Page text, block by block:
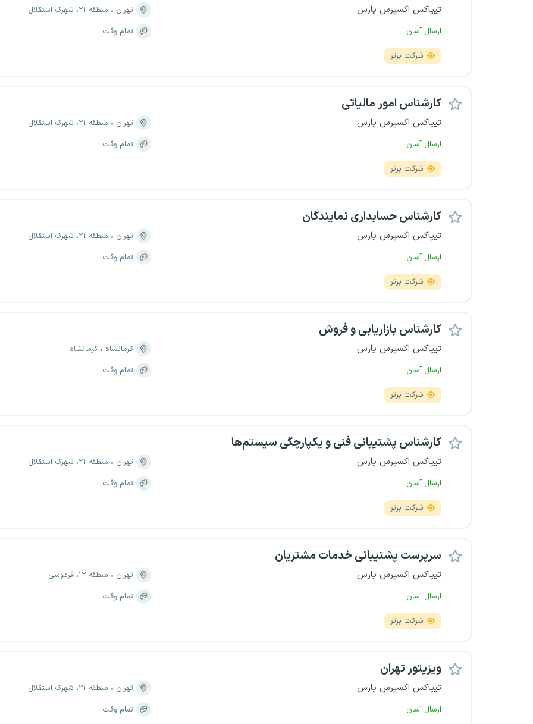
تیپاکس اکسپرس پارس
ارسال آسان
تهران
منطقه ۲۱، شهرک استقلال
تمام وقت
شرکت برتر
کارشناس امور مالیاتی
تیپاکس اکسپرس پارس
ارسال آسان
تهران
منطقه ۲۱، شهرک استقلال
تمام وقت
شرکت برتر
کارشناس حسابداری نمایندگان
تیپاکس اکسپرس پارس
ارسال آسان
تهران
منطقه ۲۱، شهرک استقلال
تمام وقت
شرکت برتر
کارشناس بازاریابی و فروش
تیپاکس اکسپرس پارس
ارسال آسان
کرمانشاه
کرمانشاه
تمام وقت
شرکت برتر
کارشناس پشتیبانی فنی و یکپارچگی سیستم‌ها
تیپاکس اکسپرس پارس
ارسال آسان
تهران
منطقه ۲۱، شهرک استقلال
تمام وقت
شرکت برتر
سرپرست پشتیبانی خدمات مشتریان
تیپاکس اکسپرس پارس
ارسال آسان
تهران
منطقه ۱۲، فردوسی
تمام وقت
شرکت برتر
ویزیتور تهران
تیپاکس اکسپرس پارس
ارسال آسان
تهران
منطقه ۲۱، شهرک استقلال
تمام وقت